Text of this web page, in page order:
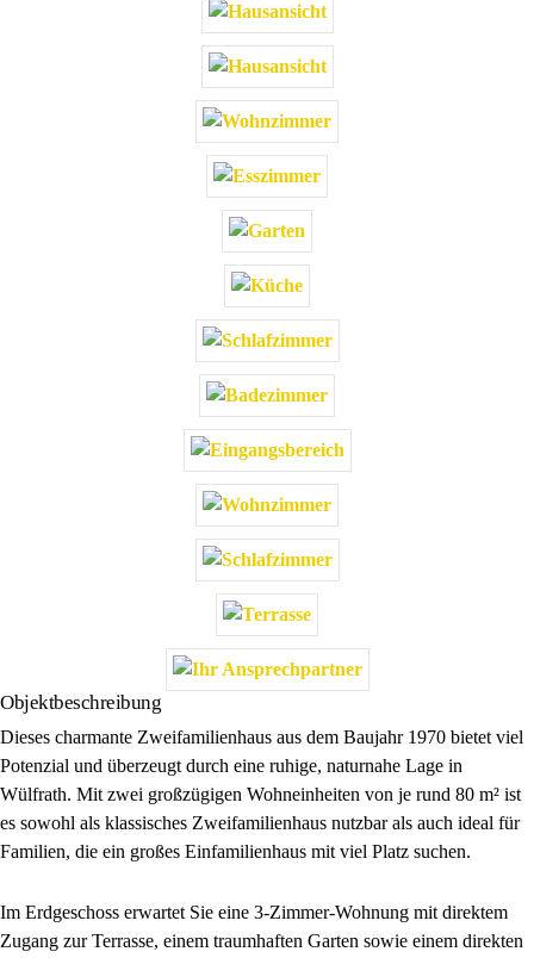
Objektbeschreibung
Dieses charmante Zweifamilienhaus aus dem Baujahr 1970 bietet viel
Potenzial und überzeugt durch eine ruhige, naturnahe Lage in
Wülfrath. Mit zwei großzügigen Wohneinheiten von je rund 80 m² ist
es sowohl als klassisches Zweifamilienhaus nutzbar als auch ideal für
Familien, die ein großes Einfamilienhaus mit viel Platz suchen.
Im Erdgeschoss erwartet Sie eine 3-Zimmer-Wohnung mit direktem
Zugang zur Terrasse, einem traumhaften Garten sowie einem direkten